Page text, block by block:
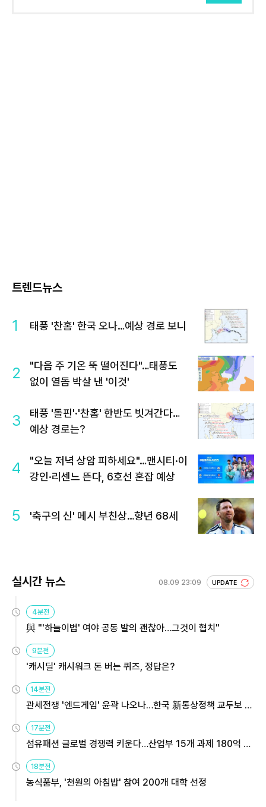
트렌드뉴스
1 태풍 '찬홈' 한국 오나…예상 경로 보니
2
"다음 주 기온 뚝 떨어진다"…태풍도
없이 열돔 박살 낸 '이것'
3
태풍 '돌핀'·'찬홈' 한반도 빗겨간다…
예상 경로는?
4
"오늘 저녁 상암 피하세요"…맨시티·이
강인·리센느 뜬다, 6호선 혼잡 예상
5 '축구의 신' 메시 부친상…향년 68세
실시간 뉴스 08.09 23:09 UPDATE
4분전
與 "'하늘이법' 여야 공동 발의 괜찮아…그것이 협치"
9분전
'캐시딜' 캐시워크 돈 버는 퀴즈, 정답은?
14분전
관세전쟁 '엔드게임' 윤곽 나오나…한국 新통상정책 교두보 활
17분전
섬유패션 글로벌 경쟁력 키운다…산업부 15개 과제 180억 지
18분전
농식품부, '천원의 아침밥' 참여 200개 대학 선정